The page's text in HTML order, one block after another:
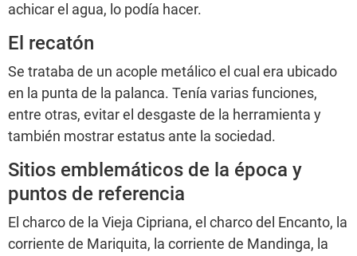
achicar el agua, lo podía hacer.
El recatón
Se trataba de un acople metálico el cual era ubicado
en la punta de la palanca. Tenía varias funciones,
entre otras, evitar el desgaste de la herramienta y
también mostrar estatus ante la sociedad.
Sitios emblemáticos de la época y
puntos de referencia
El charco de la Vieja Cipriana, el charco del Encanto, la
corriente de Mariquita, la corriente de Mandinga, la